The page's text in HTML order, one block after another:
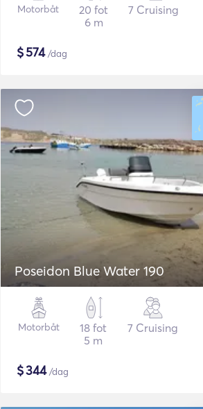
Motorbåt
20 fot
6 m
7 Cruising
$574/dag
Poseidon Blue Water 190
Motorbåt
18 fot
5 m
7 Cruising
$344/dag